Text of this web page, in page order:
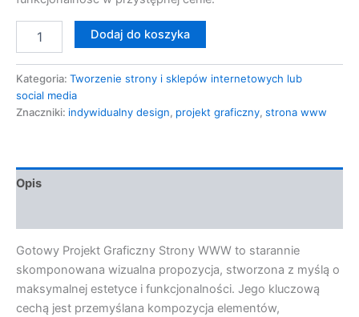
Dodaj do koszyka
Kategoria: Tworzenie strony i sklepów internetowych lub
social media
Znaczniki: indywidualny design, projekt graficzny, strona www
Opis
Gotowy Projekt Graficzny Strony WWW to starannie
skomponowana wizualna propozycja, stworzona z myślą o
maksymalnej estetyce i funkcjonalności. Jego kluczową
cechą jest przemyślana kompozycja elementów,